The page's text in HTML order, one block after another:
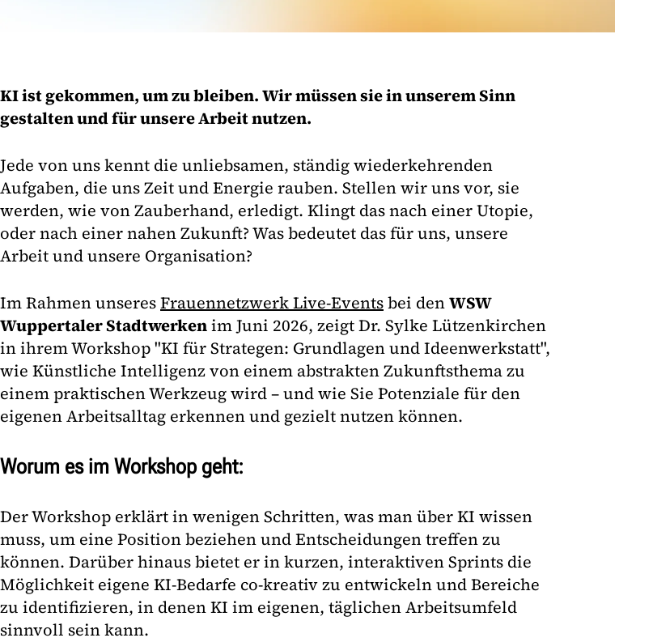
KI ist gekommen, um zu bleiben. Wir müssen sie in unserem Sinn
gestalten und für unsere Arbeit nutzen.
Jede von uns kennt die unliebsamen, ständig wiederkehrenden
Aufgaben, die uns Zeit und Energie rauben. Stellen wir uns vor, sie
werden, wie von Zauberhand, erledigt. Klingt das nach einer Utopie,
oder nach einer nahen Zukunft? Was bedeutet das für uns, unsere
Arbeit und unsere Organisation?
Im Rahmen unseresFrauennetzwerk Live-Eventsbei denWSW
Wuppertaler Stadtwerkenim Juni 2026, zeigt Dr. Sylke Lützenkirchen
in ihrem Workshop "KI für Strategen: Grundlagen und Ideenwerkstatt",
wie Künstliche Intelligenz von einem abstrakten Zukunftsthema zu
einem praktischen Werkzeug wird – und wie Sie Potenziale für den
eigenen Arbeitsalltag erkennen und gezielt nutzen können.
Worum es im Workshop geht:
Der Workshop erklärt in wenigen Schritten, was man über KI wissen
muss, um eine Position beziehen und Entscheidungen treffen zu
können. Darüber hinaus bietet er in kurzen, interaktiven Sprints die
Möglichkeit eigene KI-Bedarfe co-kreativ zu entwickeln und Bereiche
zu identifizieren, in denen KI im eigenen, täglichen Arbeitsumfeld
sinnvoll sein kann.